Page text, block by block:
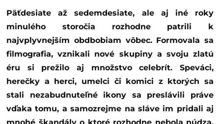
Päťdesiate až sedemdesiate, ale aj iné roky
minulého storočia rozhodne patrili k
najvplyvnejším obdbobiam vôbec. Formovala sa
filmografia, vznikali nové skupiny a svoju zlatú
éru si prežilo aj množstvo celebrít. Speváci,
herečky a herci, umelci či komici z ktorých sa
stali nezabudnuteľné ikony sa preslávili práve
vďaka tomu, a samozrejme na sláve im pridali aj